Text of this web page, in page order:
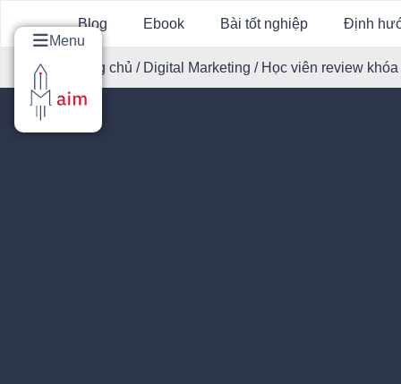
Menu
Blog Ebook Bài tốt nghiệp Định
Trang chủ / Digital Marketing / Học viên review